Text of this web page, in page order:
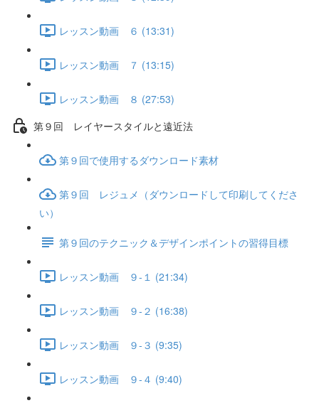
レッスン動画 ６ (13:31)
レッスン動画 ７ (13:15)
レッスン動画 ８ (27:53)
第９回 レイヤースタイルと遠近法
第９回で使用するダウンロード素材
第９回 レジュメ（ダウンロードして印刷してくださ
い）
第９回のテクニック＆デザインポイントの習得目標
レッスン動画 ９-１ (21:34)
レッスン動画 ９-２ (16:38)
レッスン動画 ９-３ (9:35)
レッスン動画 ９-４ (9:40)